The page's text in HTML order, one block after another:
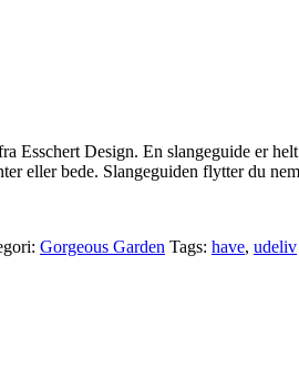
Esschert Design. En slangeguide er
eller bede. Slangeguiden flytter du
Gorgeous Garden Tags: have, udeliv